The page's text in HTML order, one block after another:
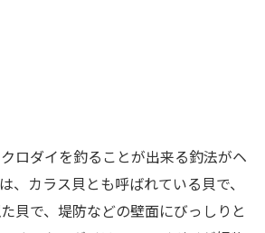
ロダイを釣ることが出来る釣法がヘ
、カラス貝とも呼ばれている貝で、
貝で、堤防などの壁面にびっしりと